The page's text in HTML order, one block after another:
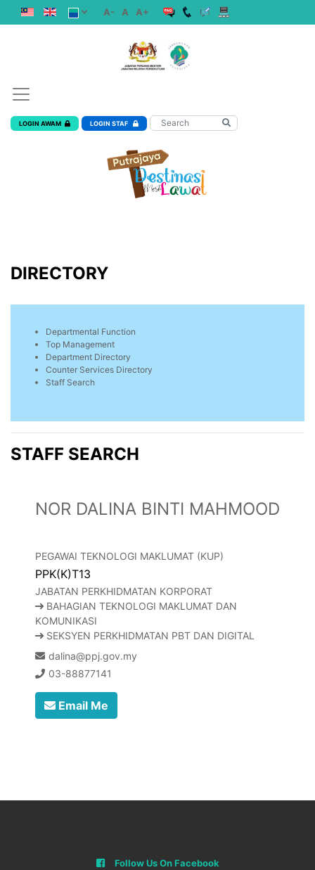
A- A A+
LOGIN AWAM LOGIN STAF
DIRECTORY
Departmental Function
Top Management
Department Directory
Counter Services Directory
Staff Search
STAFF SEARCH
NOR DALINA BINTI MAHMOOD
PEGAWAI TEKNOLOGI MAKLUMAT (KUP)
PPK(K)T13
JABATAN PERKHIDMATAN KORPORAT
BAHAGIAN TEKNOLOGI MAKLUMAT DAN
KOMUNIKASI
SEKSYEN PERKHIDMATAN PBT DAN DIGITAL
dalina@ppj.gov.my
03-88877141
Email Me
Follow Us On Facebook